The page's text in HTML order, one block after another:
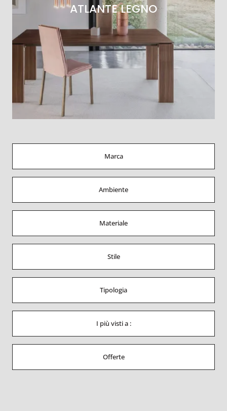
Marca
Ambiente
Materiale
Stile
Tipologia
I più visti a :
Offerte
ATLANTE LEGNO